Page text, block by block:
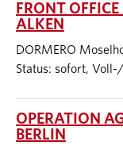
FRONT
ALKEN
DORMERO
Status: sofort,
OPERATION
BERLIN